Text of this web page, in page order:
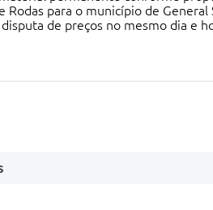
Rodas para o município de
de preços no mesmo dia e